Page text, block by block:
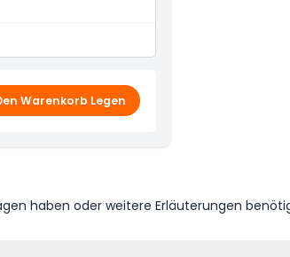
Warenkorb Legen
haben oder weitere Erläuterungen